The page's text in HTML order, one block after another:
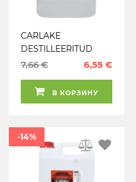
CARLAKE
DESTILLEERITUD
VESI (AKUVESI) 10L
7,66 € 6,55 €
В КОРЗИНУ
-14%